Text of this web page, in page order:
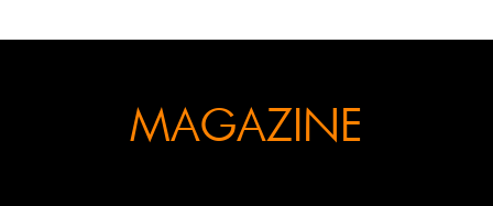
MAGAZINE